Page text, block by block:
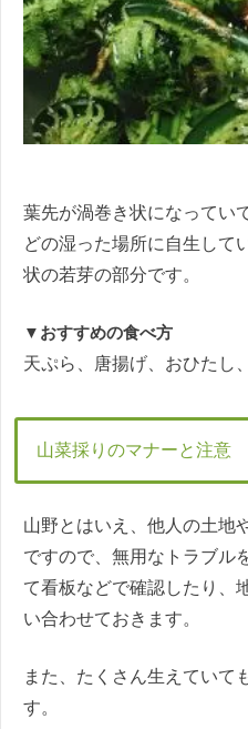
葉先が渦巻き状になってい
どの湿った場所に自生して
状の若芽の部分です。
▼おすすめの食べ方
天ぷら、唐揚げ、おひたし
山菜採りのマナーと注意
山野とはいえ、他人の土地
ですので、無用なトラブル
て看板などで確認したり、
い合わせておきます。
また、たくさん生えていて
す。